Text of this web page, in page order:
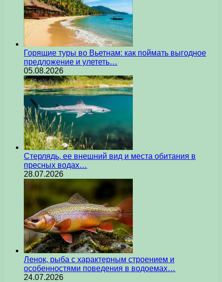
Горящие туры во Вьетнам: как поймать выгодное
предложение и улететь…
05.08.2026
Стерлядь, ее внешний вид и места обитания в
пресных водах…
28.07.2026
Ленок, рыба с характерным строением и
особенностями поведения в водоемах…
24.07.2026